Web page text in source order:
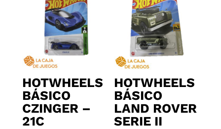
HOTWHEELS
BÁSICO
CZINGER –
21C
HOTWHEELS
BÁSICO
LAND ROVER
SERIE II